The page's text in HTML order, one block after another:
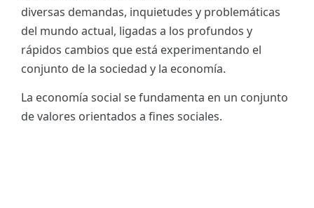
diversas demandas, inquietudes y problemáticas
del mundo actual, ligadas a los profundos y
rápidos cambios que está experimentando el
conjunto de la sociedad y la economía.
La economía social se fundamenta en un conjunto
de valores orientados a fines sociales.